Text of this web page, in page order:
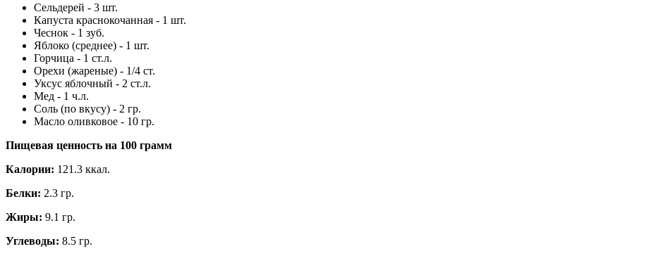
Сельдерей - 3 шт.
Капуста краснокочанная - 1 шт.
Чеснок - 1 зуб.
Яблоко (среднее) - 1 шт.
Горчица - 1 ст.л.
Орехи (жареные) - 1/4 ст.
Уксус яблочный - 2 ст.л.
Мед - 1 ч.л.
Соль (по вкусу) - 2 гр.
Масло оливковое - 10 гр.
Пищевая ценность на 100 грамм
Калории: 121.3 ккал.
Белки: 2.3 гр.
Жиры: 9.1 гр.
Углеводы: 8.5 гр.